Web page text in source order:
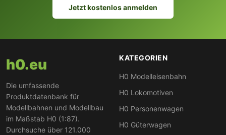
Jetzt kostenlos anmelden
h0.eu
Die umfassende
Produktdatenbank für
Modellbahnen und Modellbau
im Maßstab H0 (1:87).
Durchsuche über 121.000
KATEGORIEN
H0 Modelleisenbahn
H0 Lokomotiven
H0 Personenwagen
H0 Güterwagen